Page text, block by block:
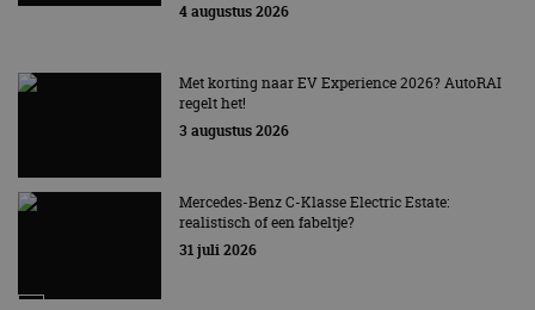
4 augustus 2026
Met korting naar EV Experience 2026? AutoRAI
regelt het!
3 augustus 2026
Mercedes-Benz C-Klasse Electric Estate:
realistisch of een fabeltje?
31 juli 2026